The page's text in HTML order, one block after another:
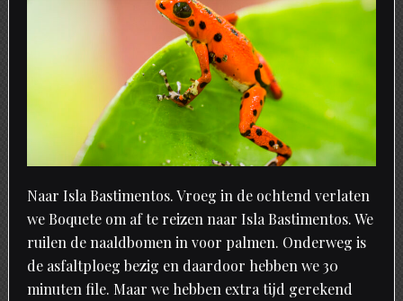
Naar Isla Bastimentos. Vroeg in de ochtend verlaten
we Boquete om af te reizen naar Isla Bastimentos. We
ruilen de naaldbomen in voor palmen. Onderweg is
de asfaltploeg bezig en daardoor hebben we 30
minuten file. Maar we hebben extra tijd gerekend